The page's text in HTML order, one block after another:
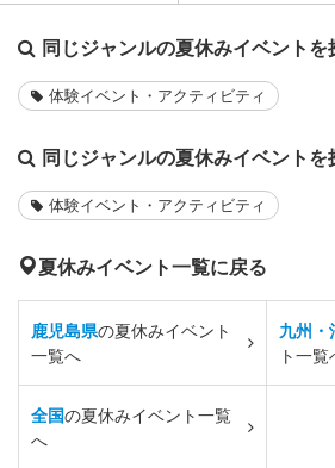
同じジャンルの夏休みイベントを
体験イベント・アクティビティ
同じジャンルの夏休みイベントを
体験イベント・アクティビティ
夏休みイベント一覧に戻る
鹿児島県の夏休みイベント
一覧へ
九州・
ト一覧
全国の夏休みイベント一覧
へ